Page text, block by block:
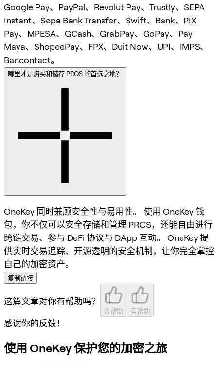
Google Pay、PayPal、Revolut Pay、Trustly、SEPA
Instant、Sepa Bank Transfer、Swift、Bank、PIX
Pay、MPESA、GCash、GrabPay、GoPay、Pay
Maya、ShopeePay、FPX、Duit Now、UPI、IMPS、
Bancontact。
哪里才是购买和储存 PROS 的首选之地？
OneKey 同时兼顾安全性与易用性。 使用 OneKey 钱
包，你不仅可以安全存储和管理 PROS，还能自由进行
跨链交易、参与 DeFi 协议与 DApp 互动。 OneKey 提
供实时交易追踪、开源透明的安全机制，让你完全掌控
自己的加密资产。
复制链接
这篇文章对你有帮助吗？
没帮助 有帮助
感谢你的反馈！
使用 OneKey 保护您的加密之旅